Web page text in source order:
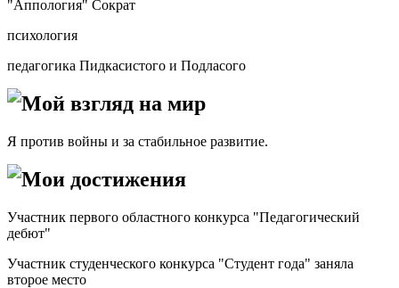
"Аппология" Сократ
психология
педагогика Пидкасистого и Подласого
Мой взгляд на мир
Я против войны и за стабильное развитие.
Мои достижения
Участник первого областного конкурса "Педагогический
дебют"
Участник студенческого конкурса "Студент года" заняла
второе место